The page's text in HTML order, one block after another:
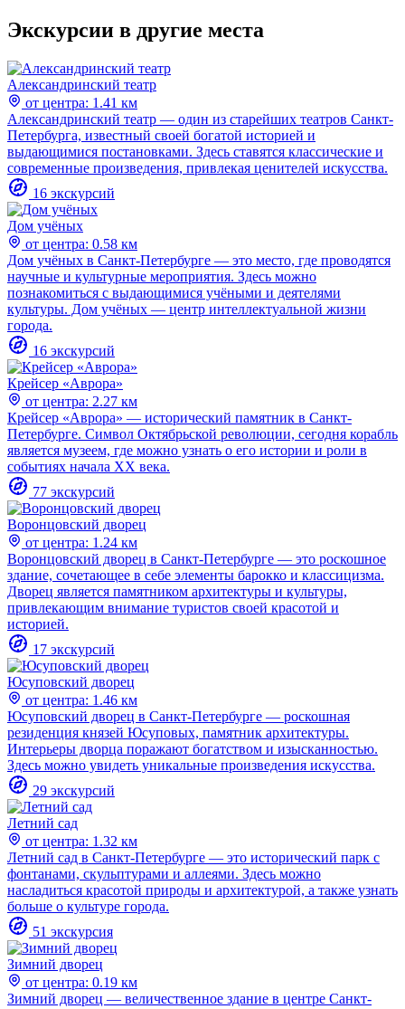
Экскурсии в другие места
Александринский театр
от центра: 1.41 км
Александринский театр — один из старейших театров Санкт-
Петербурга, известный своей богатой историей и
выдающимися постановками. Здесь ставятся классические и
современные произведения, привлекая ценителей искусства.
16 экскурсий
Дом учёных
от центра: 0.58 км
Дом учёных в Санкт-Петербурге — это место, где проводятся
научные и культурные мероприятия. Здесь можно
познакомиться с выдающимися учёными и деятелями
культуры. Дом учёных — центр интеллектуальной жизни
города.
16 экскурсий
Крейсер «Аврора»
от центра: 2.27 км
Крейсер «Аврора» — исторический памятник в Санкт-
Петербурге. Символ Октябрьской революции, сегодня корабль
является музеем, где можно узнать о его истории и роли в
событиях начала XX века.
77 экскурсий
Воронцовский дворец
от центра: 1.24 км
Воронцовский дворец в Санкт-Петербурге — это роскошное
здание, сочетающее в себе элементы барокко и классицизма.
Дворец является памятником архитектуры и культуры,
привлекающим внимание туристов своей красотой и
историей.
17 экскурсий
Юсуповский дворец
от центра: 1.46 км
Юсуповский дворец в Санкт-Петербурге — роскошная
резиденция князей Юсуповых, памятник архитектуры.
Интерьеры дворца поражают богатством и изысканностью.
Здесь можно увидеть уникальные произведения искусства.
29 экскурсий
Летний сад
от центра: 1.32 км
Летний сад в Санкт-Петербурге — это исторический парк с
фонтанами, скульптурами и аллеями. Здесь можно
насладиться красотой природы и архитектурой, а также узнать
больше о культуре города.
51 экскурсия
Зимний дворец
от центра: 0.19 км
Зимний дворец — величественное здание в центре Санкт-